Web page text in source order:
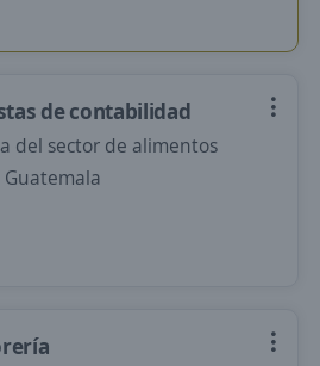
de contabilidad
del sector de alimentos